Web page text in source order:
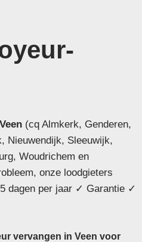
Veen(cq Almkerk, Genderen,
Nieuwendijk, Sleeuwijk,
Woudrichem en
onze loodgieters
dagen per jaar ✓ Garantie ✓
vervangen in Veen voor